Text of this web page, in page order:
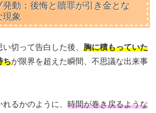
発動：後悔と贖罪が引き金とな
現象
切って告白した後、 胸に積もっていた
ちが限界を超えた瞬間、不思議な出来事
るかのように、 時間が巻き戻るような